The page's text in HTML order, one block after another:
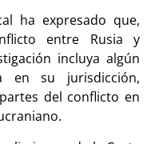
ha expresado que,
entre Rusia y
incluya algún
en su jurisdicción,
del conflicto en